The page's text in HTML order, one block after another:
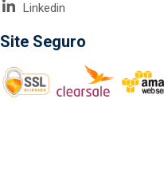
Linkedin
Site Seguro